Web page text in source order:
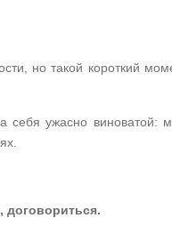
но такой короткий
ужасно виноватой:
договориться.